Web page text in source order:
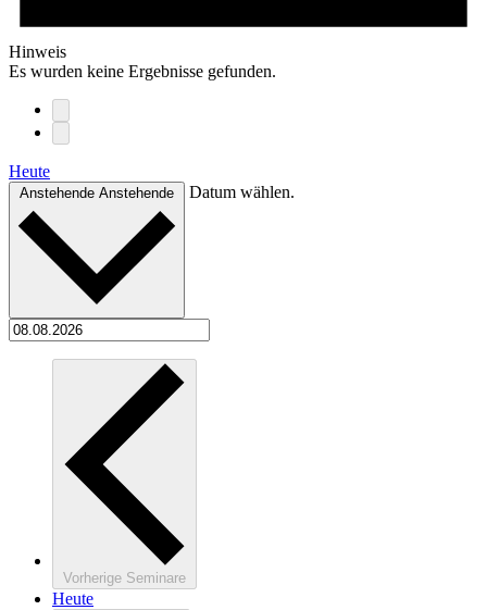
Hinweis
Es wurden keine Ergebnisse gefunden.
Heute
Anstehende Anstehende Datum wählen.
Vorherige Seminare
Heute